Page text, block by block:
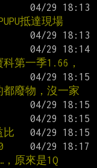
抵達現場
第一季1.66，
廢物，沒一家
比
原來是1Q